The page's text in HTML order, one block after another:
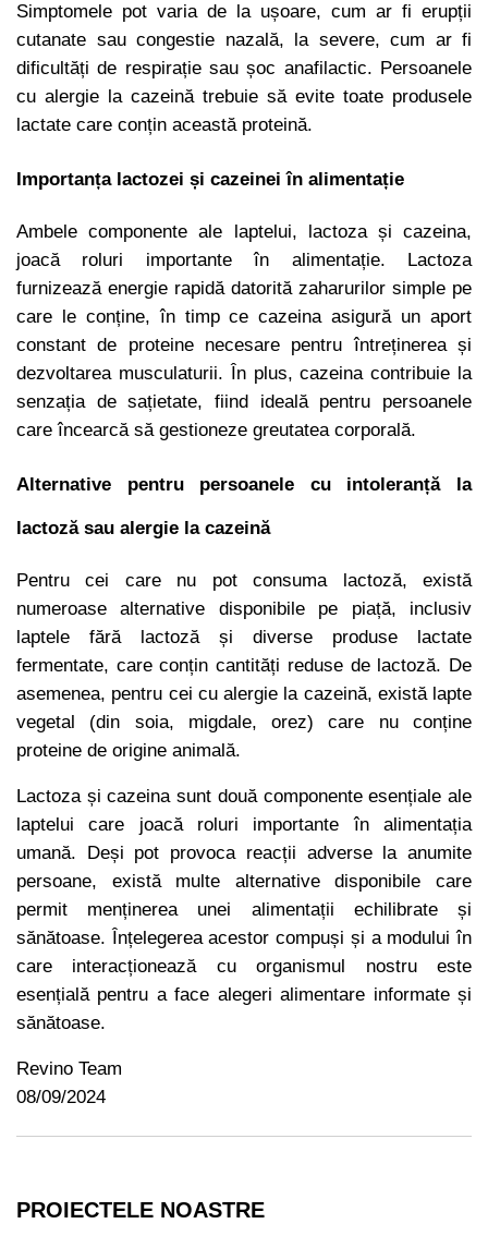
Simptomele pot varia de la ușoare, cum ar fi erupții
cutanate sau congestie nazală, la severe, cum ar fi
dificultăți de respirație sau șoc anafilactic. Persoanele
cu alergie la cazeină trebuie să evite toate produsele
lactate care conțin această proteină.
Importanța lactozei și cazeinei în alimentație
Ambele componente ale laptelui, lactoza și cazeina,
joacă roluri importante în alimentație. Lactoza
furnizează energie rapidă datorită zaharurilor simple pe
care le conține, în timp ce cazeina asigură un aport
constant de proteine necesare pentru întreținerea și
dezvoltarea musculaturii. În plus, cazeina contribuie la
senzația de sațietate, fiind ideală pentru persoanele
care încearcă să gestioneze greutatea corporală.
Alternative pentru persoanele cu intoleranță la
lactoză sau alergie la cazeină
Pentru cei care nu pot consuma lactoză, există
numeroase alternative disponibile pe piață, inclusiv
laptele fără lactoză și diverse produse lactate
fermentate, care conțin cantități reduse de lactoză. De
asemenea, pentru cei cu alergie la cazeină, există lapte
vegetal (din soia, migdale, orez) care nu conține
proteine de origine animală.
Lactoza și cazeina sunt două componente esențiale ale
laptelui care joacă roluri importante în alimentația
umană. Deși pot provoca reacții adverse la anumite
persoane, există multe alternative disponibile care
permit menținerea unei alimentații echilibrate și
sănătoase. Înțelegerea acestor compuși și a modului în
care interacționează cu organismul nostru este
esențială pentru a face alegeri alimentare informate și
sănătoase.
Revino Team
08/09/2024
PROIECTELE NOASTRE